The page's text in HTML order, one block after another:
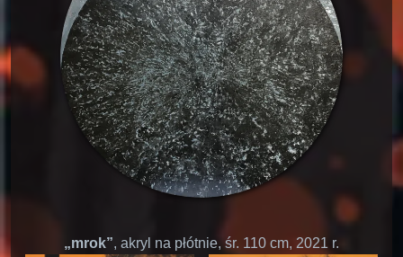
„mrok”, akryl na płótnie, śr. 110 cm, 2021 r.